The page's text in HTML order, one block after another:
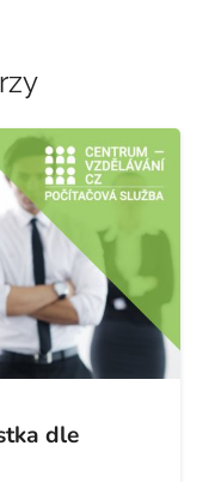
dle